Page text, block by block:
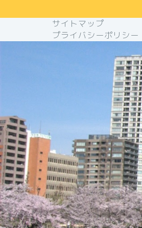
サイトマップ
プライバシーポリシー